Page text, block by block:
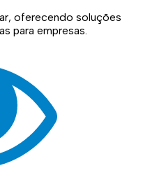
oferecendo soluções
para empresas.